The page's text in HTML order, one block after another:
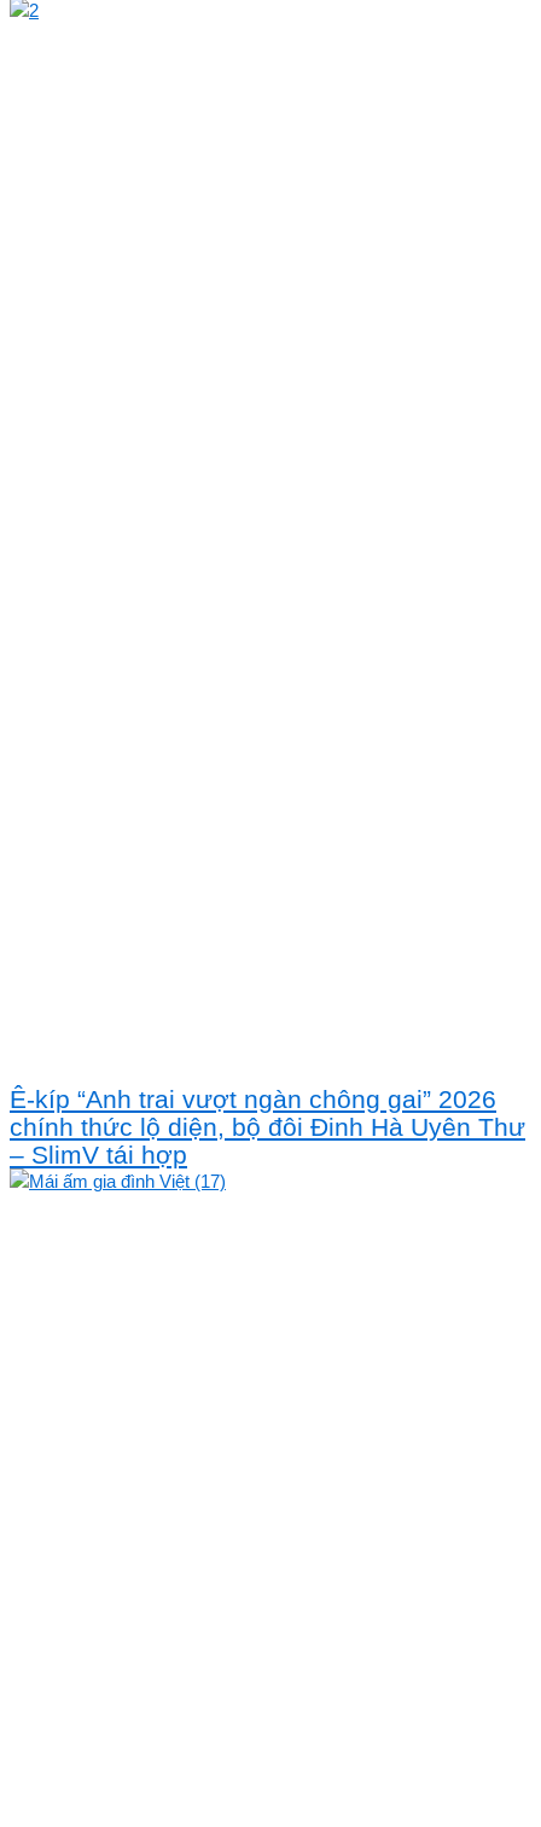
Ê-kíp “Anh trai vượt ngàn chông gai” 2026
chính thức lộ diện, bộ đôi Đinh Hà Uyên Thư
– SlimV tái hợp